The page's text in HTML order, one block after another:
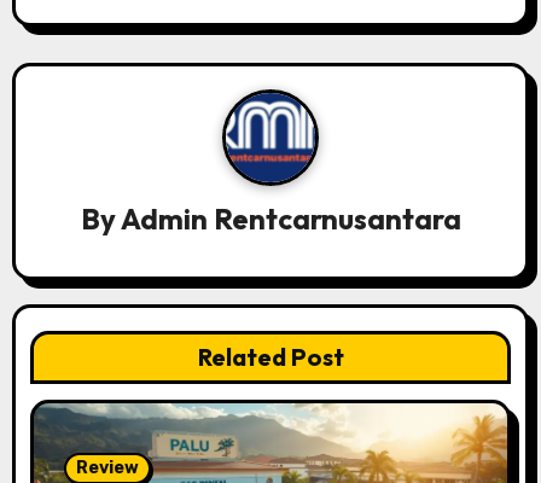
a
s
s
ByAdmin Rentcarnusantara
Related Post
Review